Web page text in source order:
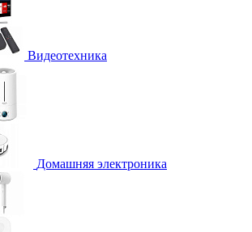
Видеотехника
Домашняя электроника